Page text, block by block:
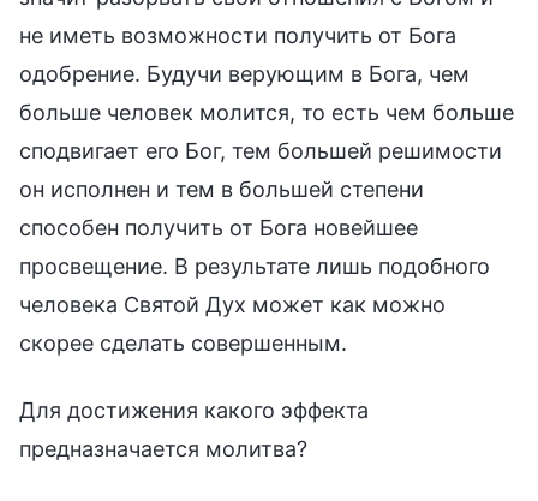
не иметь возможности получить от Бога
одобрение. Будучи верующим в Бога, чем
больше человек молится, то есть чем больше
сподвигает его Бог, тем большей решимости
он исполнен и тем в большей степени
способен получить от Бога новейшее
просвещение. В результате лишь подобного
человека Святой Дух может как можно
скорее сделать совершенным.
Для достижения какого эффекта
предназначается молитва?